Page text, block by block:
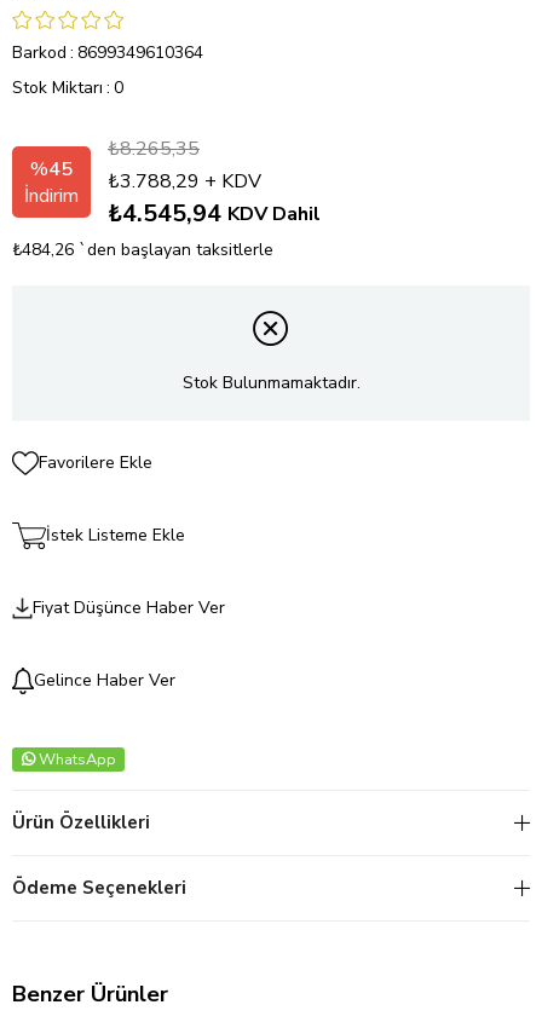
Barkod : 8699349610364
Stok Miktarı : 0
%45
İndirim
₺8.265,35
₺3.788,29 + KDV
KDV Dahil
₺4.545,94
₺484,26 `den başlayan taksitlerle
Stok Bulunmamaktadır.
Favorilere Ekle
İstek Listeme Ekle
Fiyat Düşünce Haber Ver
Gelince Haber Ver
WhatsApp
Ürün Özellikleri
Ödeme Seçenekleri
Benzer Ürünler